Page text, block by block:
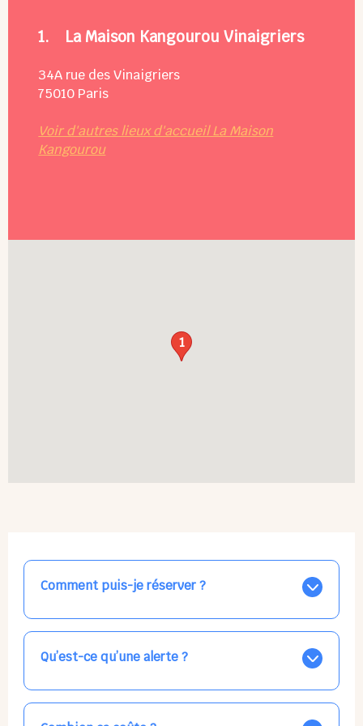
1. La Maison Kangourou Vinaigriers
34A rue des Vinaigriers
75010 Paris
Voir d'autres lieux d'accueil La Maison
Kangourou
1
Comment puis-je réserver ?
Nos places libres au quotidien sont affichées jour par
jour dans le calendrier ci-dessus, EN BLEU. Tapez sur
celle qui vous intéresse, choisissez vos horaires, et la
confirmation est immédiate ! Vos accueils
Qu’est-ce qu’une alerte ?
Vous avez besoin d'une solution d'accueil pour une
date précise, ou pour un jour régulier dans la semaine,
mais les places disponibles EN BLEU ne correspondent